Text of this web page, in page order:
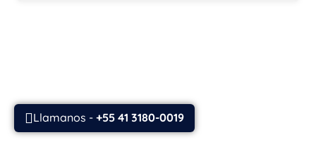
Llamanos - +55 41 3180-0019